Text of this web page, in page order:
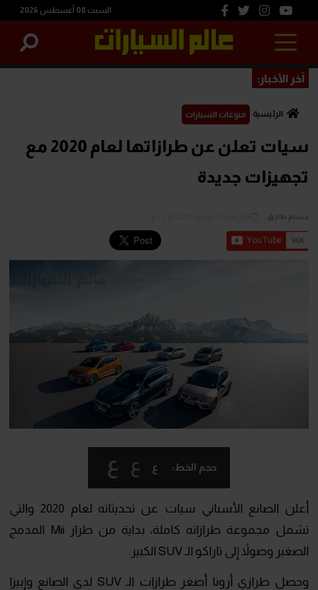
السبت 08 أغسطس 2026
آخر الأخبار:
الرئيسية منوعات السيارات
سيات تعلن عن طرازاتها لعام 2020 مع
تجهيزات جديدة
حسام طارق
حجم الخط: ع ع ع
أعلن الصانع الأسباني سيات عن تحديثاته لعام 2020 والتي
تشمل مجموعة طرازاته كاملة، بداية من طراز Mii المدمج
الصغير وصولاً إلى تاراكو الـ SUV الكبير.
وحصل طرازي أرونا أصغر طرازات الـ SUV لدى الصانع وإبيزا